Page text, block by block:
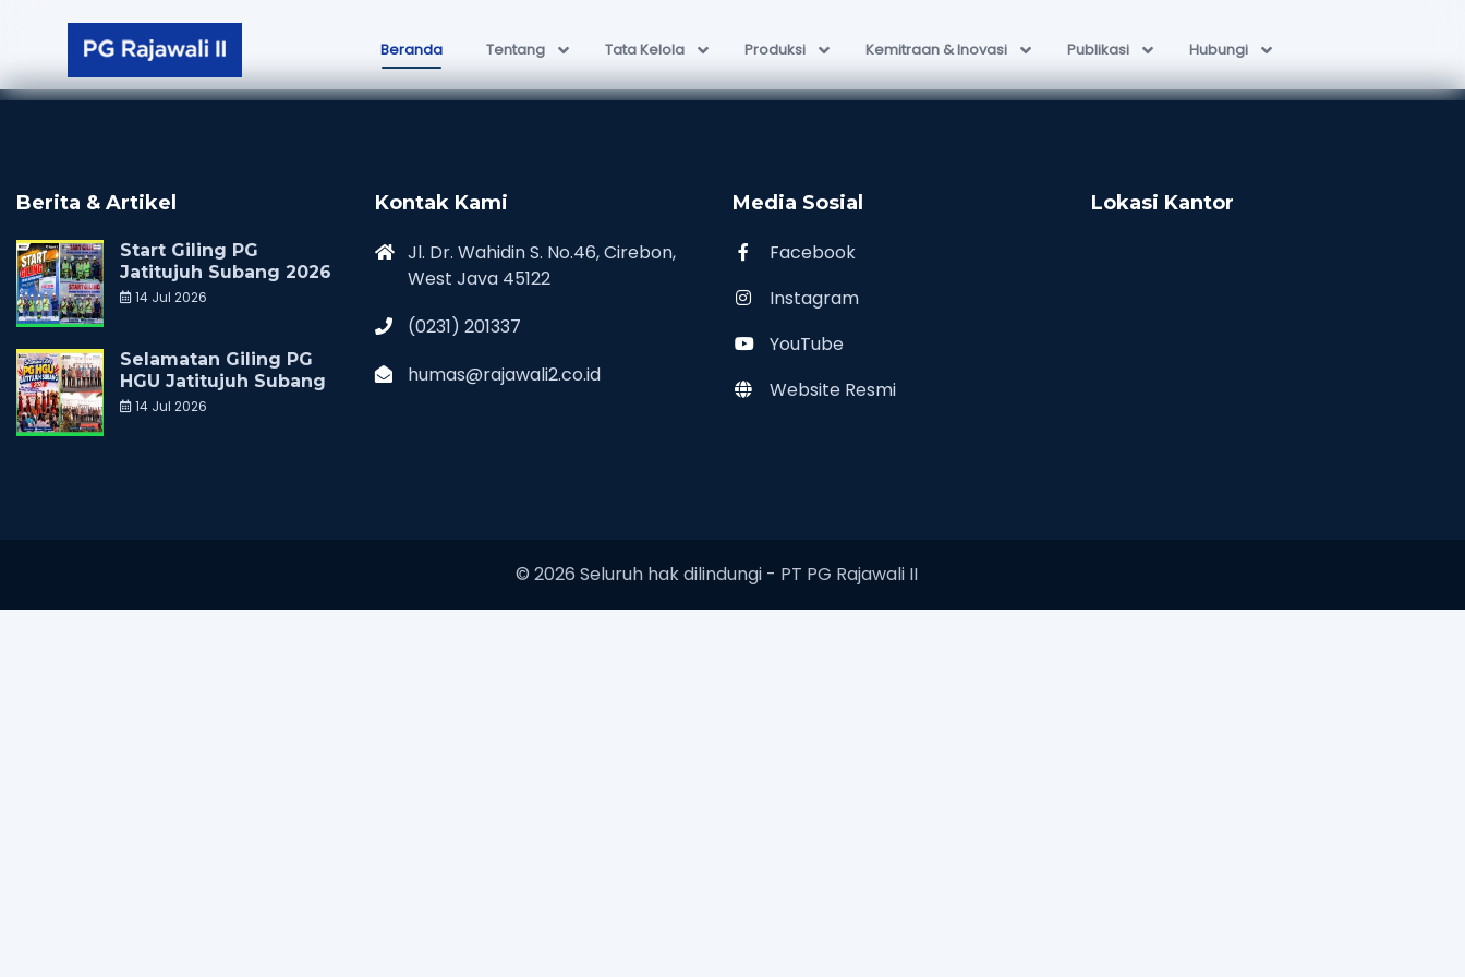
Beranda Tentang Tata Kelola Produksi Kemitraan & Inovasi Publikasi Hubungi
Berita & Artikel
Start Giling PG
Jatitujuh Subang 2026
14 Jul 2026
Selamatan Giling PG
HGU Jatitujuh Subang
14 Jul 2026
Kontak Kami
Jl. Dr. Wahidin S. No.46, Cirebon,
West Java 45122
(0231) 201337
humas@rajawali2.co.id
Media Sosial
Facebook
Instagram
YouTube
Website Resmi
Lokasi Kantor
© 2026 Seluruh hak dilindungi - PT PG Rajawali II